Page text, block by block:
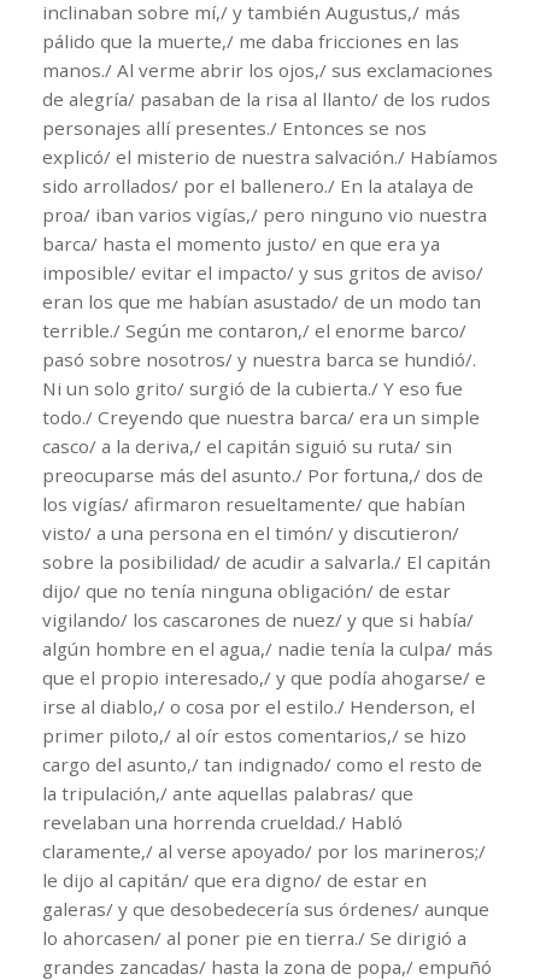
inclinaban sobre mí,/ y también Augustus,/ más
pálido que la muerte,/ me daba fricciones en las
manos./ Al verme abrir los ojos,/ sus exclamaciones
de alegría/ pasaban de la risa al llanto/ de los rudos
personajes allí presentes./ Entonces se nos
explicó/ el misterio de nuestra salvación./ Habíamos
sido arrollados/ por el ballenero./ En la atalaya de
proa/ iban varios vigías,/ pero ninguno vio nuestra
barca/ hasta el momento justo/ en que era ya
imposible/ evitar el impacto/ y sus gritos de aviso/
eran los que me habían asustado/ de un modo tan
terrible./ Según me contaron,/ el enorme barco/
pasó sobre nosotros/ y nuestra barca se hundió/.
Ni un solo grito/ surgió de la cubierta./ Y eso fue
todo./ Creyendo que nuestra barca/ era un simple
casco/ a la deriva,/ el capitán siguió su ruta/ sin
preocuparse más del asunto./ Por fortuna,/ dos de
los vigías/ afirmaron resueltamente/ que habían
visto/ a una persona en el timón/ y discutieron/
sobre la posibilidad/ de acudir a salvarla./ El capitán
dijo/ que no tenía ninguna obligación/ de estar
vigilando/ los cascarones de nuez/ y que si había/
algún hombre en el agua,/ nadie tenía la culpa/ más
que el propio interesado,/ y que podía ahogarse/ e
irse al diablo,/ o cosa por el estilo./ Henderson, el
primer piloto,/ al oír estos comentarios,/ se hizo
cargo del asunto,/ tan indignado/ como el resto de
la tripulación,/ ante aquellas palabras/ que
revelaban una horrenda crueldad./ Habló
claramente,/ al verse apoyado/ por los marineros;/
le dijo al capitán/ que era digno/ de estar en
galeras/ y que desobedecería sus órdenes/ aunque
lo ahorcasen/ al poner pie en tierra./ Se dirigió a
grandes zancadas/ hasta la zona de popa,/ empuñó